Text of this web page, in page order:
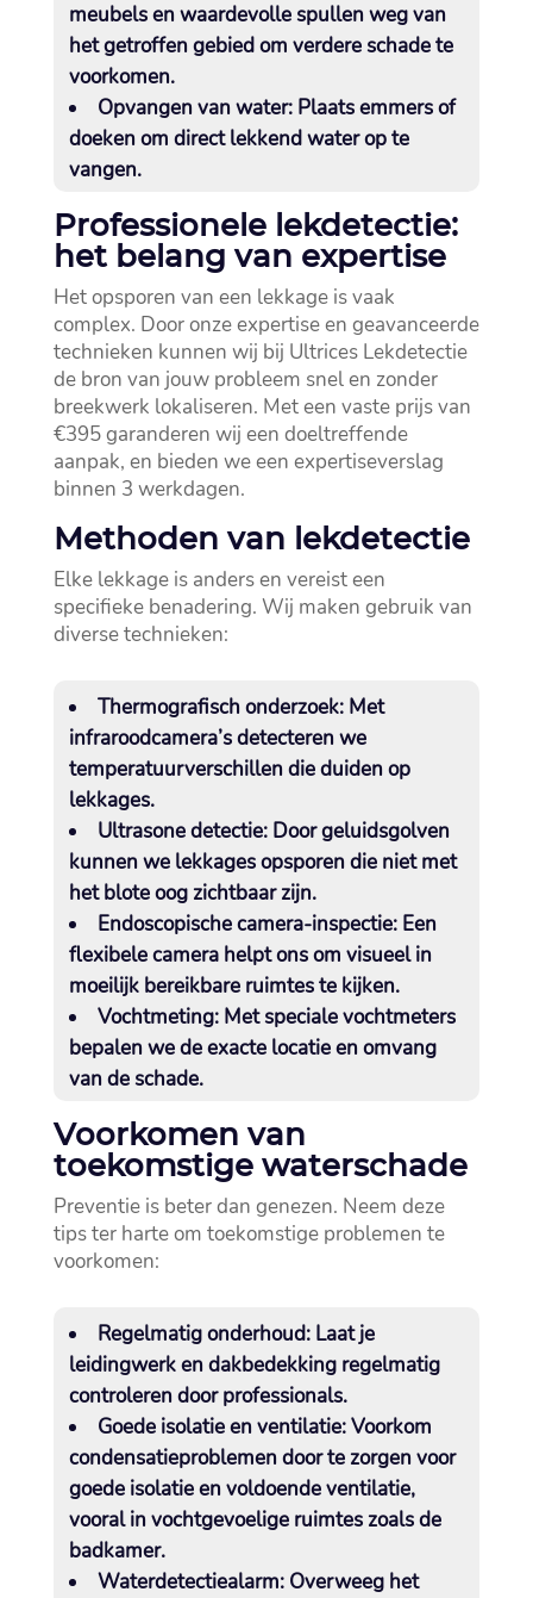
meubels en waardevolle spullen weg van
het getroffen gebied om verdere schade te
voorkomen.​
Opvangen van water:Plaats emmers of
doeken om direct lekkend water op te
vangen.​
Professionele lekdetectie:
het belang van expertise
Het opsporen van een lekkage is vaak
complex.​ Door onze expertise en geavanceerde
technieken kunnen wij bij Ultrices Lekdetectie
de bron van jouw probleem snel en zonder
breekwerk lokaliseren.​ Met een vaste prijs van
€395 garanderen wij een doeltreffende
aanpak, en bieden we een expertiseverslag
binnen 3 werkdagen.​
Methoden van lekdetectie
Elke lekkage is anders en vereist een
specifieke benadering.​ Wij maken gebruik van
diverse technieken:
Thermografisch onderzoek:Met
infraroodcamera’s detecteren we
temperatuurverschillen die duiden op
lekkages.​
Ultrasone detectie:Door geluidsgolven
kunnen we lekkages opsporen die niet met
het blote oog zichtbaar zijn.​
Endoscopische camera-inspectie:Een
flexibele camera helpt ons om visueel in
moeilijk bereikbare ruimtes te kijken.​
Vochtmeting:Met speciale vochtmeters
bepalen we de exacte locatie en omvang
van de schade.​
Voorkomen van
toekomstige waterschade
Preventie is beter dan genezen.​ Neem deze
tips ter harte om toekomstige problemen te
voorkomen:
Regelmatig onderhoud:Laat je
leidingwerk en dakbedekking regelmatig
controleren door professionals.​
Goede isolatie en ventilatie:Voorkom
condensatieproblemen door te zorgen voor
goede isolatie en voldoende ventilatie,
vooral in vochtgevoelige ruimtes zoals de
badkamer.​
Waterdetectiealarm:Overweeg het